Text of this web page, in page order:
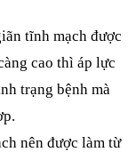
tĩnh mạch được
cao thì áp lực
trạng bệnh mà
nên được làm từ